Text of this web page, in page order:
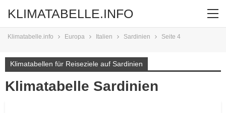
KLIMATABELLE.INFO
Klimatabelle.info Europa Italien Sardinien Seite 4
Klimatabellen für Reiseziele auf Sardinien
Klimatabelle Sardinien